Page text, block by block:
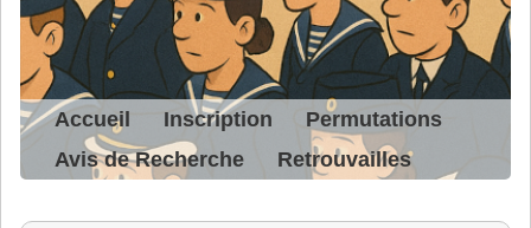
Accueil Inscription
Permutations
Avis de Recherche
Retrouvailles